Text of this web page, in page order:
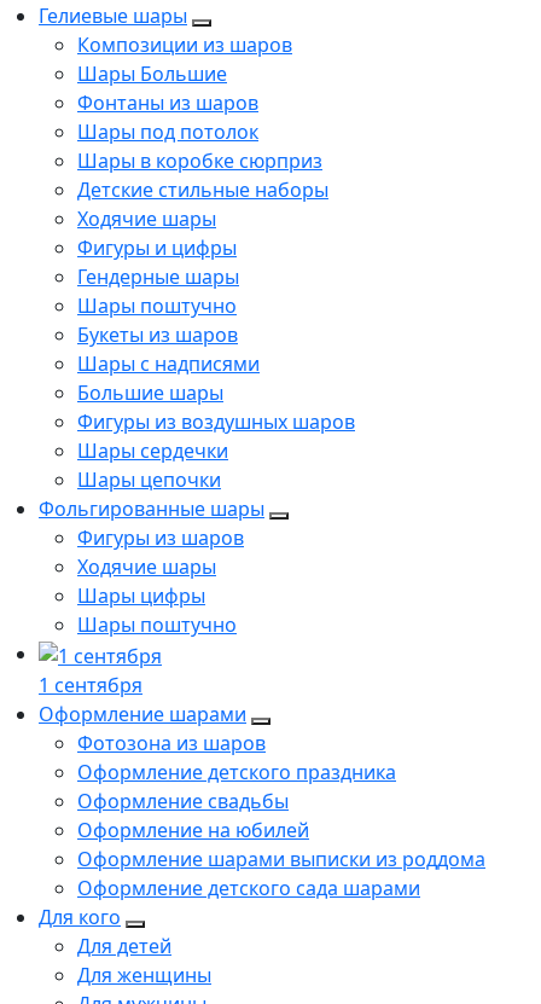
Гелиевые шары
Композиции из шаров
Шары Большие
Фонтаны из шаров
Шары под потолок
Шары в коробке сюрприз
Детские стильные наборы
Ходячие шары
Фигуры и цифры
Гендерные шары
Шары поштучно
Букеты из шаров
Шары с надписями
Большие шары
Фигуры из воздушных шаров
Шары сердечки
Шары цепочки
Фольгированные шары
Фигуры из шаров
Ходячие шары
Шары цифры
Шары поштучно
1 сентября
Оформление шарами
Фотозона из шаров
Оформление детского праздника
Оформление свадьбы
Оформление на юбилей
Оформление шарами выписки из роддома
Оформление детского сада шарами
Для кого
Для детей
Для женщины